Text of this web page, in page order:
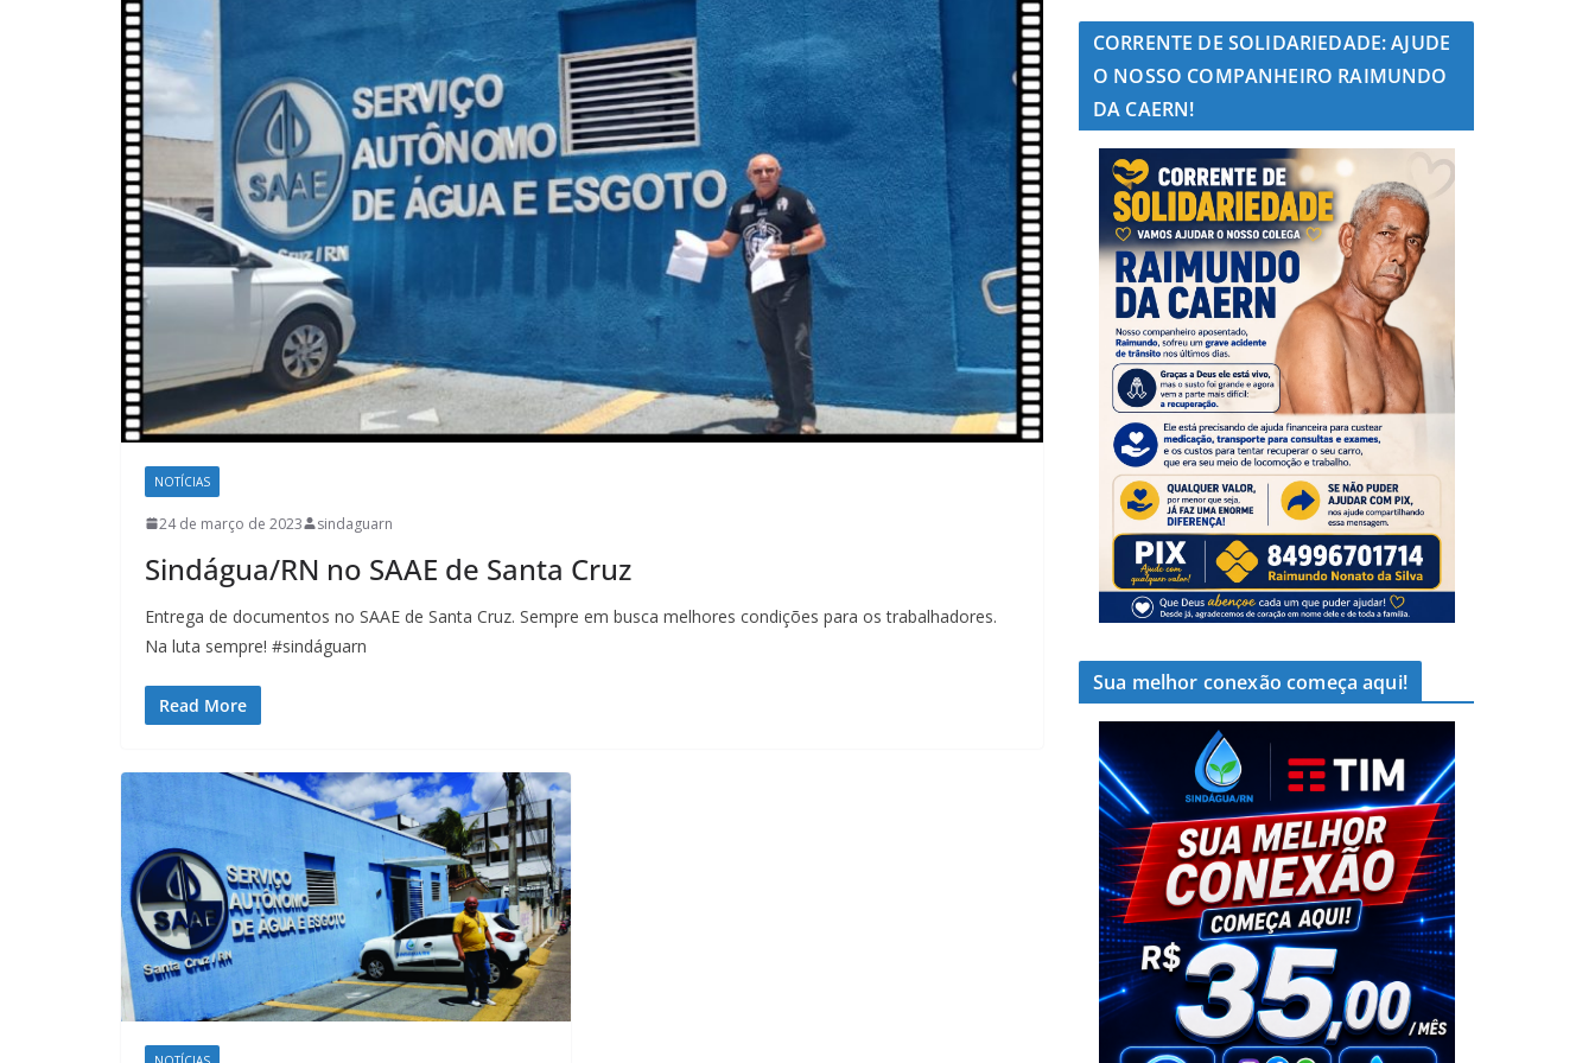
NOTÍCIAS
24 de março de 2023 sindaguarn
Sindágua/RN no SAAE de Santa Cruz
Entrega de documentos no SAAE de Santa Cruz. Sempre em busca melhores condições para os trabalhadores.
Na luta sempre! #sindáguarn
Read More
CORRENTE DE SOLIDARIEDADE: AJUDE
O NOSSO COMPANHEIRO RAIMUNDO
DA CAERN!
Sua melhor conexão começa aqui!